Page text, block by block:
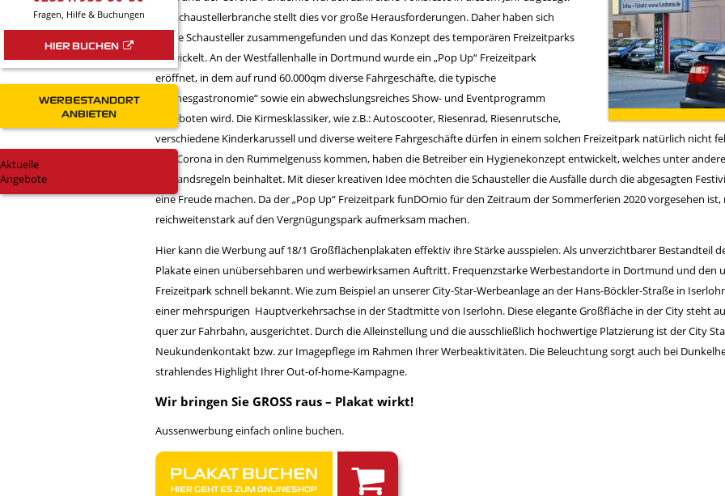
Die Schaustellerbranche stellt dies vor große Herausforderungen. Daher haben sich
einige Schausteller zusammengefunden und das Konzept des temporären Freizeitparks
entwickelt. An der Westfallenhalle in Dortmund wurde ein „Pop Up“ Freizeitpark
eröffnet, in dem auf rund 60.000qm diverse Fahrgeschäfte, die typische
„Kirmesgastronomie“ sowie ein abwechslungsreiches Show- und Eventprogramm
angeboten wird. Die Kirmesklassiker, wie z.B.: Autoscooter, Riesenrad, Riesenrutsche,
verschiedene Kinderkarussell und diverse weitere Fahrgeschäfte dürfen in einem solchen Freizeitpark natürlich nicht
von Corona in den Rummelgenuss kommen, haben die Betreiber ein Hygienekonzept entwickelt, welches unter
Abstandsregeln beinhaltet. Mit dieser kreativen Idee möchten die Schausteller die Ausfälle durch die abgesagten
eine Freude machen. Da der „Pop Up“ Freizeitpark funDOmio für den Zeitraum der Sommerferien 2020 vorgesehen
reichweitenstark auf den Vergnügungspark aufmerksam machen.
Hier kann die Werbung auf 18/1 Großflächenplakaten effektiv ihre Stärke ausspielen. Als unverzichtbarer Bestandteil
Plakate einen unübersehbaren und werbewirksamen Auftritt. Frequenzstarke Werbestandorte in Dortmund und den
Freizeitpark schnell bekannt. Wie zum Beispiel an unserer City-Star-Werbeanlage an der Hans-Böckler-Straße in
einer mehrspurigen Hauptverkehrsachse in der Stadtmitte von Iserlohn. Diese elegante Großfläche in der City steht
quer zur Fahrbahn, ausgerichtet. Durch die Alleinstellung und die ausschließlich hochwertige Platzierung ist der City
Neukundenkontakt bzw. zur Imagepflege im Rahmen Ihrer Werbeaktivitäten. Die Beleuchtung sorgt auch bei
strahlendes Highlight Ihrer Out-of-home-Kampagne.
Wir bringen Sie GROSS raus – Plakat wirkt!
Aussenwerbung einfach online buchen.
PLAKAT BUCHEN
HIER GEHT ES ZUM ONLINESHOP
Fragen, Hilfe & Buchungen
HIER BUCHEN
WERBESTANDORT
ANBIETEN
Aktuelle
Angebote